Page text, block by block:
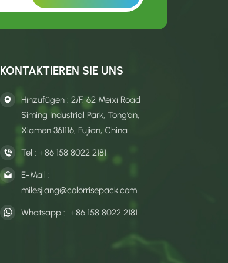
KONTAKTIEREN SIE UNS
Hinzufügen : 2/F, 62 Meixi Road
Siming Industrial Park, Tong’an,
Xiamen 361116, Fujian, China
Tel : +86 158 8022 2181
E-Mail :
milesjiang@colorrisepack.com
Whatsapp : +86 158 8022 2181